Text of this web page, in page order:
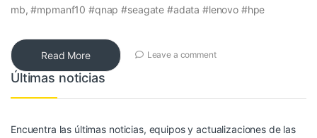
mb, #mpmanf10 #qnap #seagate #adata #lenovo #hpe
Read More Leave a comment
Últimas noticias
Encuentra las últimas noticias, equipos y actualizaciones de las